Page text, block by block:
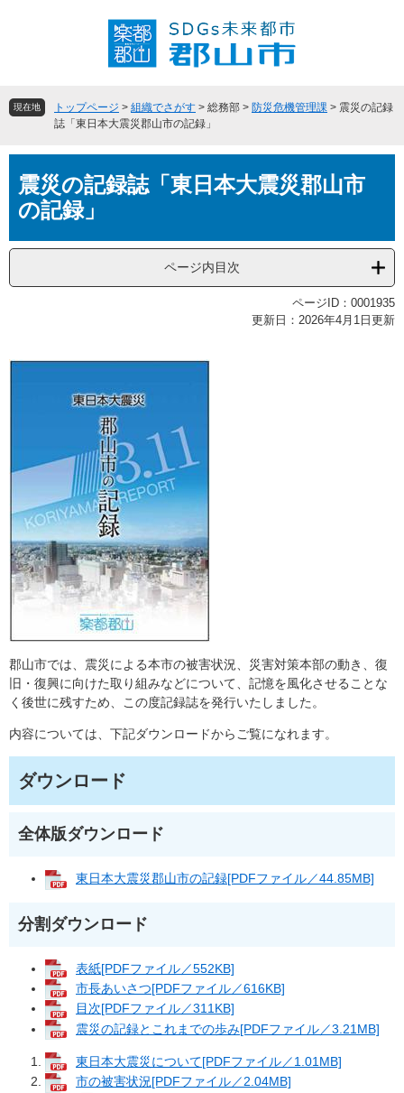
頭
飛現在地 トップページ > 組織でさがす > 総務部 > 防災危機管理課 > 震災の記録
誌「東日本大震災郡山市の記録」
文震災の記録誌「東日本大震災郡山市
の記録」
ページ内目次
ページID：0001935
更新日：2026年4月1日更新
郡山市では、震災による本市の被害状況、災害対策本部の動き、復
旧・復興に向けた取り組みなどについて、記憶を風化させることな
く後世に残すため、この度記録誌を発行いたしました。
内容については、下記ダウンロードからご覧になれます。
ダウンロード
全体版ダウンロード
東日本大震災郡山市の記録[PDFファイル／44.85MB]
分割ダウンロード
表紙[PDFファイル／552KB]
市長あいさつ[PDFファイル／616KB]
目次[PDFファイル／311KB]
震災の記録とこれまでの歩み[PDFファイル／3.21MB]
東日本大震災について[PDFファイル／1.01MB]
市の被害状況[PDFファイル／2.04MB]